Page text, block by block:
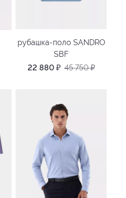
рубашка-поло SANDRO
SBF
22 880 ₽ 45 750₽